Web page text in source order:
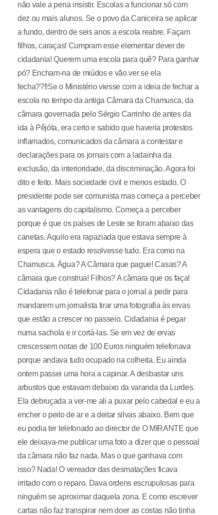
não vale a pena insistir. Escolas a funcionar só com
dez ou mais alunos. Se o povo da Caniceira se aplicar
a fundo, dentro de seis anos a escola reabre. Façam
filhos, caraças! Cumpram esse elementar dever de
cidadania! Querem uma escola para quê? Para ganhar
pó? Encham-na de miúdos e vão ver se ela
fecha??!!Se o Ministério viesse com a ideia de fechar a
escola no tempo da antiga Câmara da Chamusca, da
câmara governada pelo Sérgio Carrinho de antes da
ida à Pêjóta, era certo e sabido que haveria protestos
inflamados, comunicados da câmara a contestar e
declarações para os jornais com a ladainha da
exclusão, da interioridade, da discriminação. Agora foi
dito e feito. Mais sociedade civil e menos estado. O
presidente pode ser comunista mas começa a perceber
as vantagens do capitalismo. Começa a perceber
porque é que os países de Leste se foram abaixo das
canetas. Aquilo era rapaziada que estava sempre à
espera que o estado resolvesse tudo. Era como na
Chamusca. Água? A Câmara que pague! Casas? A
câmara que construa! Filhos? A câmara que os faça!
Cidadania não é telefonar para o jornal a pedir para
mandarem um jornalista tirar uma fotografia às ervas
que estão a crescer no passeio. Cidadania é pegar
numa sachola e ir cortá-las. Se em vez de ervas
crescessem notas de 100 Euros ninguém telefonava
porque andava tudo ocupado na colheita. Eu ainda
ontem passei uma hora a capinar. A desbastar uns
arbustos que estavam debaixo da varanda da Lurdes.
Ela debruçada a ver-me ali a puxar pelo cabedal e eu a
encher o peito de ar e a deitar silvas abaixo. Bem que
eu podia ter telefonado ao director de O MIRANTE que
ele deixava-me publicar uma foto a dizer que o pessoal
da câmara não faz nada. Mas o que ganhava com
isso? Nada! O vereador das desmatações ficava
irritado com o reparo. Dava ordens escrupulosas para
ninguém se aproximar daquela zona. E como escrever
cartas não faz transpirar nem doer as costas não tinha